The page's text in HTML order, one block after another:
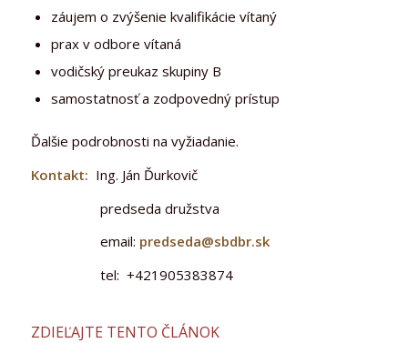
záujem o zvýšenie kvalifikácie vítaný
prax v odbore vítaná
vodičský preukaz skupiny B
samostatnosť a zodpovedný prístup
Ďalšie podrobnosti na vyžiadanie.
Kontakt: Ing. Ján Ďurkovič
predseda družstva
email: predseda@sbdbr.sk
tel: +421905383874
ZDIEĽAJTE TENTO ČLÁNOK